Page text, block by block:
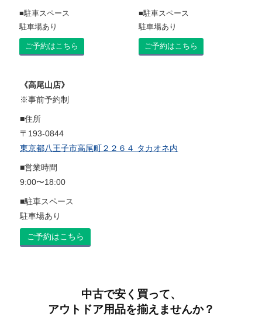
■駐車スペース
駐車場あり
ご予約はこちら
■駐車スペース
駐車場あり
ご予約はこちら
《高尾山店》
※事前予約制
■住所
〒193-0844
東京都八王子市高尾町２２６４ タカオネ内
■営業時間
9:00〜18:00
■駐車スペース
駐車場あり
ご予約はこちら
中古で安く買って、
アウトドア用品を揃えませんか？